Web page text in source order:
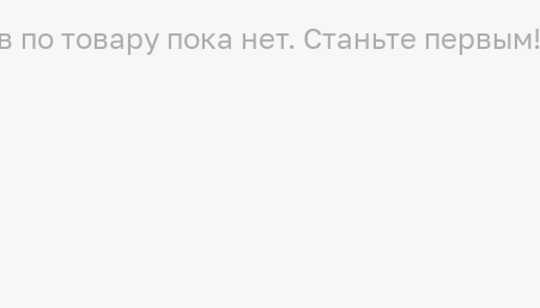
по товару пока нет. Станьте первым!